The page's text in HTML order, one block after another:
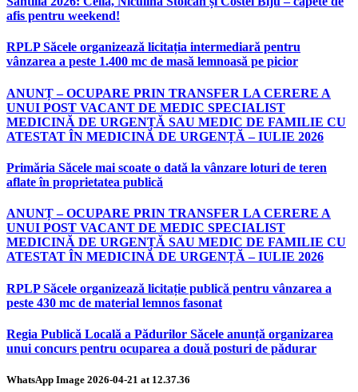
afis pentru weekend!
RPLP Săcele organizează licitația intermediară pentru
vânzarea a peste 1.400 mc de masă lemnoasă pe picior
ANUNȚ – OCUPARE PRIN TRANSFER LA CERERE A
UNUI POST VACANT DE MEDIC SPECIALIST
MEDICINĂ DE URGENȚĂ SAU MEDIC DE FAMILIE CU
ATESTAT ÎN MEDICINĂ DE URGENȚĂ – IULIE 2026
Primăria Săcele mai scoate o dată la vânzare loturi de teren
aflate în proprietatea publică
ANUNȚ – OCUPARE PRIN TRANSFER LA CERERE A
UNUI POST VACANT DE MEDIC SPECIALIST
MEDICINĂ DE URGENȚĂ SAU MEDIC DE FAMILIE CU
ATESTAT ÎN MEDICINĂ DE URGENȚĂ – IULIE 2026
RPLP Săcele organizează licitație publică pentru vânzarea a
peste 430 mc de material lemnos fasonat
Regia Publică Locală a Pădurilor Săcele anunță organizarea
unui concurs pentru ocuparea a două posturi de pădurar
WhatsApp Image 2026-04-21 at 12.37.36